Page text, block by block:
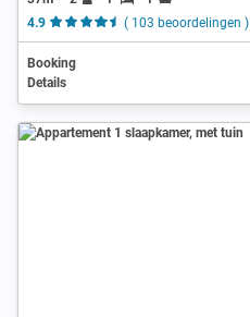
4.9
( 103 beoordelingen )
Booking
Details